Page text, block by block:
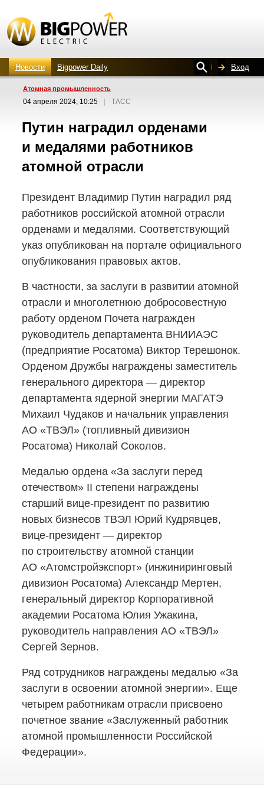
Новости Bigpower Daily Вход
Атомная промышленность
04 апреля 2024, 10:25 ТАСС
Путин наградил орденами
и медалями работников
атомной отрасли
Президент Владимир Путин наградил ряд
работников российской атомной отрасли
орденами и медалями. Соответствующий
указ опубликован на портале официального
опубликования правовых актов.
В частности, за заслуги в развитии атомной
отрасли и многолетнюю добросовестную
работу орденом Почета награжден
руководитель департамента ВНИИАЭС
(предприятие Росатома) Виктор Терешонок.
Орденом Дружбы награждены заместитель
генерального директора — директор
департамента ядерной энергии МАГАТЭ
Михаил Чудаков и начальник управления
АО «ТВЭЛ» (топливный дивизион
Росатома) Николай Соколов.
Медалью ордена «За заслуги перед
отечеством» II степени награждены
старший вице-президент по развитию
новых бизнесов ТВЭЛ Юрий Кудрявцев,
вице-президент — директор
по строительству атомной станции
АО «Атомстройэкспорт» (инжиниринговый
дивизион Росатома) Александр Мертен,
генеральный директор Корпоративной
академии Росатома Юлия Ужакина,
руководитель направления АО «ТВЭЛ»
Сергей Зернов.
Ряд сотрудников награждены медалью «За
заслуги в освоении атомной энергии». Еще
четырем работникам отрасли присвоено
почетное звание «Заслуженный работник
атомной промышленности Российской
Федерации».